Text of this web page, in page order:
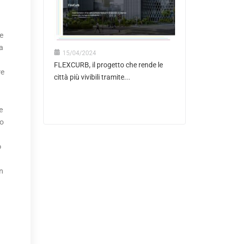
15/04/2024
FLEXCURB, il progetto che rende le
città più vivibili tramite...